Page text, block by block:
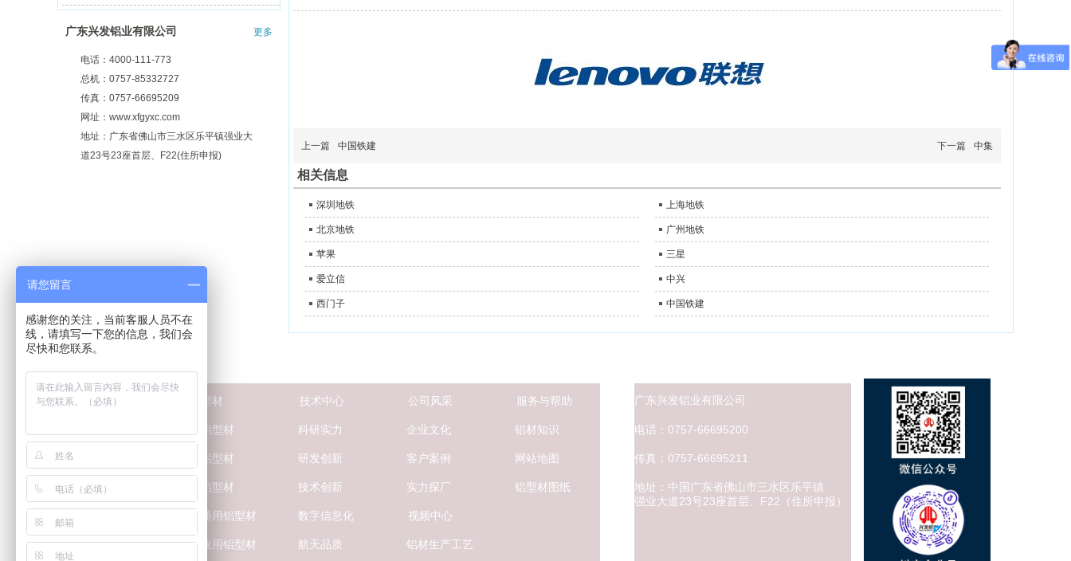
广东兴发铝业有限公司 更多
电话：4000-111-773
总机：0757-85332727
传真：0757-66695209
网址：www.xfgyxc.com
地址：广东省佛山市三水区乐平镇强业大
道23号23座首层、F22(住所申报)
上一篇 中国铁建 下一篇 中集
相关信息
深圳地铁 上海地铁
北京地铁 广州地铁
苹果 三星
爱立信 中兴
西门子 中国铁建
关于兴发 工业铝型材 技术中心 公司风采 服务与帮助
船舶用铝型材 科研实力 企业文化 铝材知识
新闻中心 航天用铝型材 研发创新 客户案例 网站地图
媒体报道 汽车用铝型材 技术创新 实力探厂 铝型材图纸
联系我们 轨道交通用铝型材 数字信息化 视频中心
防伪查询 电力行业用铝型材 航天品质 铝材生产工艺
广东兴发铝业有限公司
电话：0757-66695200
传真：0757-66695211
地址：中国广东省佛山市三水区乐平镇
强业大道23号23座首层、F22（住所申报）
请您留言
感谢您的关注，当前客服人员不在
线，请填写一下您的信息，我们会
尽快和您联系。